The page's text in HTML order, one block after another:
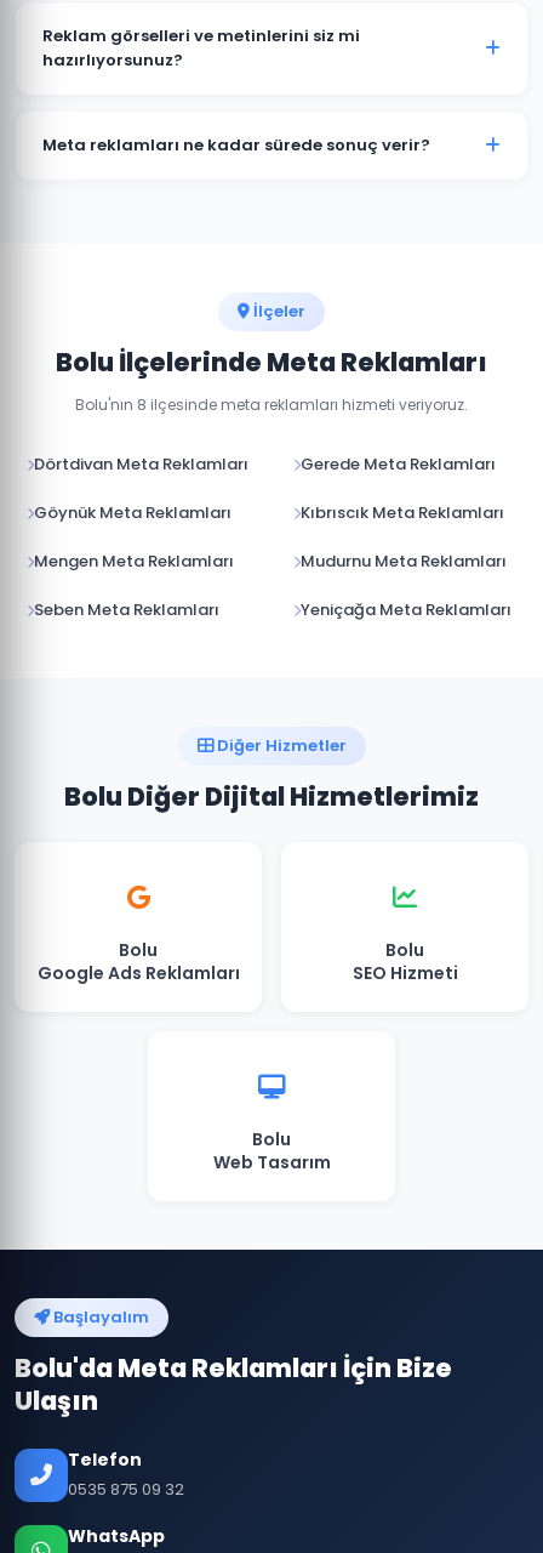
yöneticisinden yönetilir. Bolu'daki hedef kitlenizin
hangi platformda daha aktif olduğuna göre bütçe
Reklam görselleri ve metinlerini siz mi
hazırlıyorsunuz?
reklam görselleri, video içerikler ve reklam metinleri
Meta reklamları ne kadar sürede sonuç verir?
İlçeler
Bolu İlçelerinde Meta Reklamları
Bolu'nın 8 ilçesinde meta reklamları hizmeti veriyoruz.
Dörtdivan Meta Reklamları Gerede Meta Reklamları
Göynük Meta Reklamları Kıbrıscık Meta Reklamları
Mengen Meta Reklamları Mudurnu Meta Reklamları
Seben Meta Reklamları Yeniçağa Meta Reklamları
Diğer Hizmetler
Bolu Diğer Dijital Hizmetlerimiz
Bolu
Google Ads Reklamları
Bolu
SEO Hizmeti
Bolu
Web Tasarım
Başlayalım
Bolu'da Meta Reklamları İçin Bize
Ulaşın
Telefon
0535 875 09 32
WhatsApp